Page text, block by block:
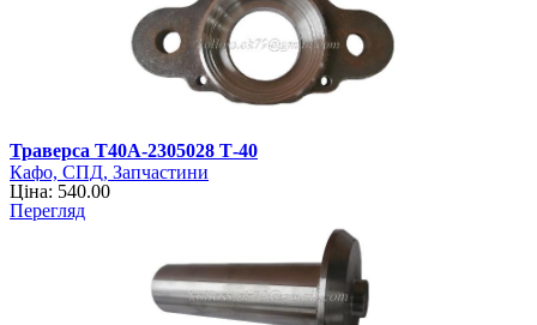
Траверса Т40А-2305028 Т-40
Кафо, СПД, Запчастини
Ціна: 540.00
Перегляд